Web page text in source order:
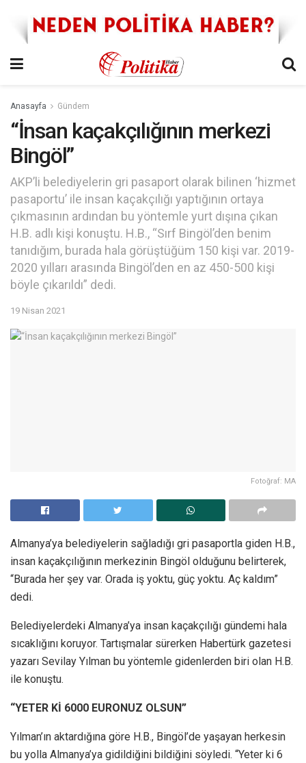
Anasayfa Gündem
“İnsan kaçakçılığının merkezi
Bingöl”
AKP’li belediyelerin gri pasaport olarak bilinen ‘hizmet
pasaportu’ ile insan kaçakçılığı yaptığının ortaya
çıkmasının ardından bu yöntemle yurt dışına çıkan
H.B. adlı kişi konuştu. H.B., “Sırf Bingöl’den benim
tanıdığım, burada hala görüştüğüm 150 kişi var. 2019-
2020 yılları arasında Bingöl’den en az 450-500 kişi
böyle çıkarıldı” dedi.
19 Nisan 2021
Fotoğraf: MA
Almanya’ya belediyelerin sağladığı gri pasaportla giden H.B.,
insan kaçakçılığının merkezinin Bingöl olduğunu belirterek,
“Burada her şey var. Orada iş yoktu, güç yoktu. Aç kaldım”
dedi.
Belediyelerdeki Almanya’ya insan kaçakçılığı gündemi hala
sıcaklığını koruyor. Tartışmalar sürerken Habertürk gazetesi
yazarı Sevilay Yılman bu yöntemle gidenlerden biri olan H.B.
ile konuştu.
“YETER Kİ 6000 EURONUZ OLSUN”
Yılman’ın aktardığına göre H.B., Bingöl’de yaşayan herkesin
bu yolla Almanya’ya gidildiğini bildiğini söyledi. “Yeter ki 6